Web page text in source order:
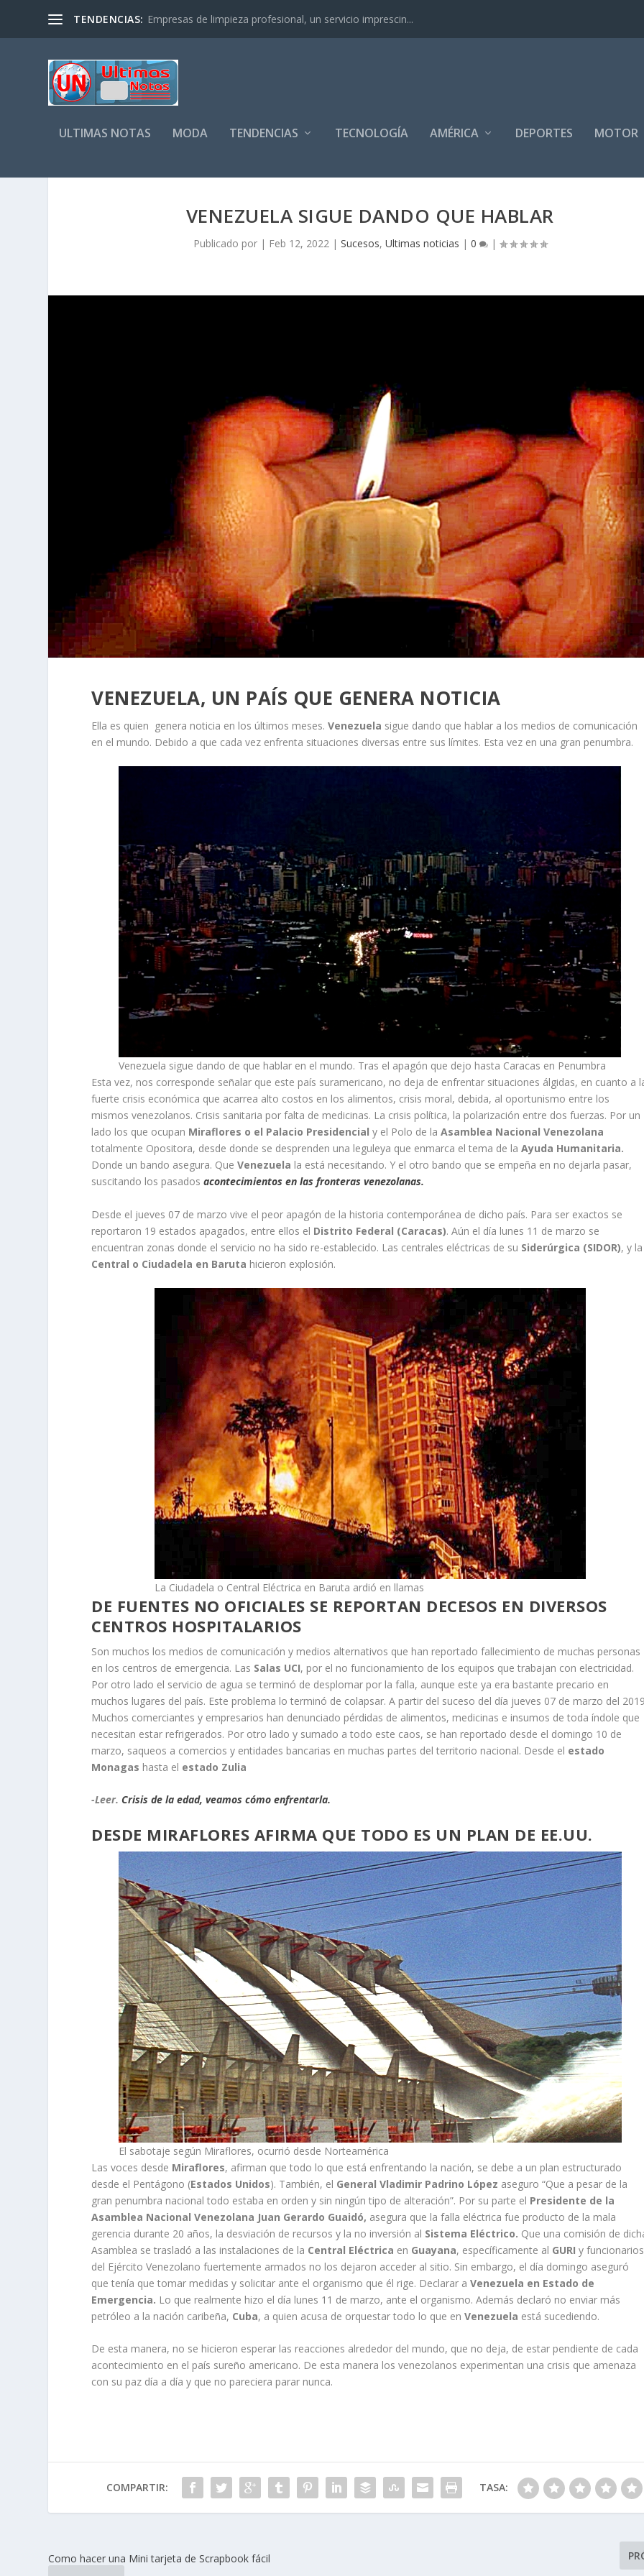
TENDENCIAS: Empresas de limpieza profesional, un servicio imprescin...
ULTIMAS NOTAS MODA TENDENCIAS TECNOLOGÍA AMÉRICA DEPORTES MOTOR
VENEZUELA SIGUE DANDO QUE HABLAR
Publicado por | Feb 12, 2022| Sucesos, Ultimas noticias | 0 |
VENEZUELA, UN PAÍS QUE GENERA NOTICIA
Ella es quien genera noticia en los últimos meses.Venezuela sigue dando que hablar a los medios de comunicación
en el mundo. Debido a que cada vez enfrenta situaciones diversas entre sus límites. Esta vez en una gran penumbra.
Venezuela sigue dando de que hablar en el mundo. Tras el apagón que dejo hasta Caracas en Penumbra
Esta vez, nos corresponde señalar que este país suramericano, no deja de enfrentar situaciones álgidas, en cuanto a
fuerte crisis económica que acarrea alto costos en los alimentos, crisis moral, debida, al oportunismo entre los
mismos venezolanos. Crisis sanitaria por falta de medicinas. La crisis política, la polarización entre dos fuerzas. Por un
lado los que ocupan Miraflores o el Palacio Presidencial y el Polo de laAsamblea Nacional Venezolana
totalmente Opositora, desde donde se desprenden una leguleya que enmarca el tema de laAyuda Humanitaria.
Donde un bando asegura. QueVenezuela la está necesitando. Y el otro bando que se empeña en no dejarla pasar,
suscitando los pasadosacontecimientos en las fronteras venezolanas.
Desde el jueves 07 de marzo vive el peor apagón de la historia contemporánea de dicho país. Para ser exactos se
reportaron 19 estados apagados, entre ellos el Distrito Federal (Caracas). Aún el día lunes 11 de marzo se
encuentran zonas donde el servicio no ha sido re-establecido. Las centrales eléctricas de su Siderúrgica (SIDOR), y la
Central o Ciudadela en Baruta hicieron explosión.
La Ciudadela o Central Eléctrica en Baruta ardió en llamas
DE FUENTES NO OFICIALES SE REPORTAN DECESOS EN DIVERSOS
CENTROS HOSPITALARIOS
Son muchos los medios de comunicación y medios alternativos que han reportado fallecimiento de muchas personas
en los centros de emergencia. Las Salas UCI, por el no funcionamiento de los equipos que trabajan con electricidad.
Por otro lado el servicio de agua se terminó de desplomar por la falla, aunque este ya era bastante precario en
muchos lugares del país. Este problema lo terminó de colapsar. A partir del suceso del día jueves 07 de marzo del
Muchos comerciantes y empresarios han denunciado pérdidas de alimentos, medicinas e insumos de toda índole que
necesitan estar refrigerados. Por otro lado y sumado a todo este caos, se han reportado desde el domingo 10 de
marzo, saqueos a comercios y entidades bancarias en muchas partes del territorio nacional. Desde el estado
Monagas hasta el estado Zulia
-Leer. Crisis de la edad, veamos cómo enfrentarla.
DESDE MIRAFLORES AFIRMA QUE TODO ES UN PLAN DE EE.UU.
El sabotaje según Miraflores, ocurrió desde Norteamérica
Las voces desde Miraflores, afirman que todo lo que está enfrentando la nación, se debe a un plan estructurado
desde el Pentágono (Estados Unidos). También, el General Vladimir Padrino López aseguro “Que a pesar de la
gran penumbra nacional todo estaba en orden y sin ningún tipo de alteración”. Por su parte el Presidente de la
Asamblea Nacional Venezolana Juan Gerardo Guaidó, asegura que la falla eléctrica fue producto de la mala
gerencia durante 20 años, la desviación de recursos y la no inversión al Sistema Eléctrico. Que una comisión de
Asamblea se trasladó a las instalaciones de la Central Eléctrica en Guayana, específicamente al GURI y funcionarios
del Ejército Venezolano fuertemente armados no los dejaron acceder al sitio. Sin embargo, el día domingo aseguró
que tenía que tomar medidas y solicitar ante el organismo que él rige. Declarar aVenezuela en Estado de
Emergencia. Lo que realmente hizo el día lunes 11 de marzo, ante el organismo. Además declaró no enviar más
petróleo a la nación caribeña, Cuba, a quien acusa de orquestar todo lo que enVenezuela está sucediendo.
De esta manera, no se hicieron esperar las reacciones alrededor del mundo, que no deja, de estar pendiente de cada
acontecimiento en el país sureño americano. De esta manera los venezolanos experimentan una crisis que amenaza
con su paz día a día y que no pareciera parar nunca.
COMPARTIR: TASA:
Como hacer una Mini tarjeta de Scrapbook fácil